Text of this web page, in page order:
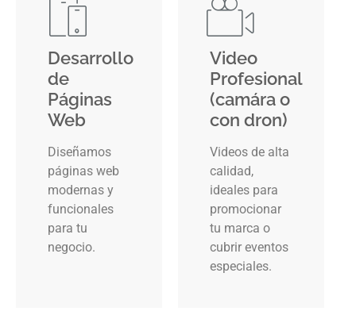
Desarrollo
de
Páginas
Web
Diseñamos
páginas web
modernas y
funcionales
para tu
negocio.
Video
Profesional
(camára o
con dron)
Videos de alta
calidad,
ideales para
promocionar
tu marca o
cubrir eventos
especiales.